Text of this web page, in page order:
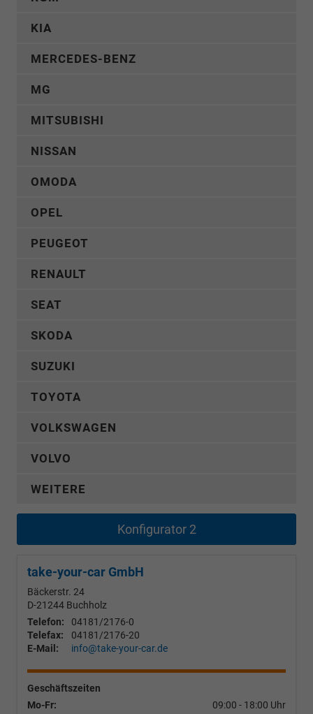
KIA
MERCEDES-BENZ
MG
MITSUBISHI
NISSAN
OMODA
OPEL
PEUGEOT
RENAULT
SEAT
SKODA
SUZUKI
TOYOTA
VOLKSWAGEN
VOLVO
WEITERE
Konfigurator 2
take-your-car GmbH
Bäckerstr. 24
D-21244 Buchholz
Telefon:
04181/2176-0
Telefax:
04181/2176-20
E-Mail:
info@take-your-car.de
Geschäftszeiten
Mo-Fr:
09:00 - 18:00 Uhr